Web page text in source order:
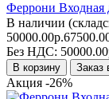
Феррони Входная
В наличии
50000.00р.
Без НДС:
В корзину Заказ
Акция -26%